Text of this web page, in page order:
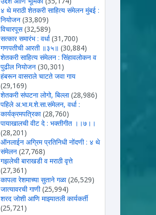
४ थे मराठी शेतकरी साहित्य संमेलन मुंबई :
नियोजन (33,809)
विचारपूस (32,589)
सत्कार समारंभ : वर्धा (31,700)
गणपतीची आरती ॥३५॥ (30,884)
शेतकरी साहित्य संमेलन : सिंहावलोकन व
पुढील नियोजन (30,301)
हंबरून वासराले चाटते जवा गाय
(29,169)
शेतकरी संघटना लोगो, बिल्ला (28,986)
पहिले अ.भा.म.शे.सा.संमेलन, वर्धा :
कार्यक्रमपत्रिका (28,760)
पायाखालची वीट दे : भक्तीगीत ।।७।।
(28,201)
ऑनलाईन अग्रिम प्रतिनिधी नोंदणी : ४ थे
संमेलन (27,768)
गझलेची बाराखडी व मराठी वृत्ते
(27,361)
कापला रेशमाच्या सुताने गळा (26,529)
जात्यावरची गाणी (25,994)
शरद जोशी आणि माझ्यातली कार्यकर्ती
(25,721)